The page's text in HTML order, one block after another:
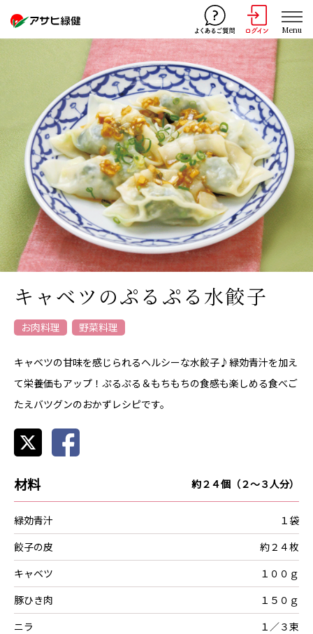
Menu
キャベツのぷるぷる水餃子
お肉料理 野菜料理
キャベツの甘味を感じられるヘルシーな水餃子♪緑効青汁を加え
て栄養価もアップ！ぷるぷる＆もちもちの食感も楽しめる食べご
たえバツグンのおかずレシピです。
材料 約２４個（２～３人分）
緑効青汁
１袋
餃子の皮
約２４枚
キャベツ
１００ｇ
豚ひき肉
１５０ｇ
ニラ
１／３束